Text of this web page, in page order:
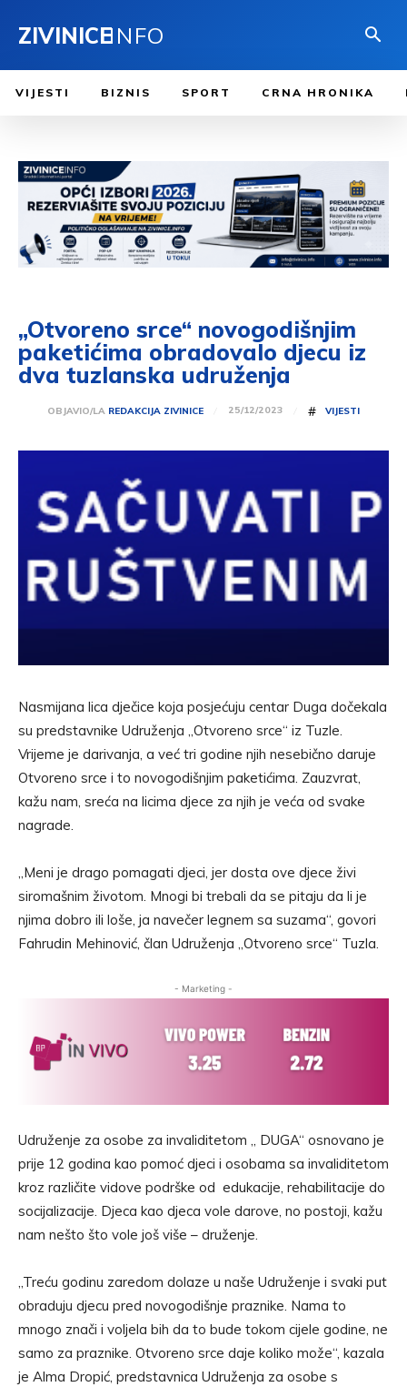
ZIVINICEINFO
VIJESTI BIZNIS SPORT CRNA HRONIKA
„Otvoreno srce“ novogodišnjim
paketićima obradovalo djecu iz
dva tuzlanska udruženja
OBJAVIO/LA REDAKCIJA ZIVINICE 25/12/2023 # VIJESTI
Nasmijana lica dječice koja posjećuju centar Duga dočekala
su predstavnike Udruženja „Otvoreno srce“ iz Tuzle.
Vrijeme je darivanja, a već tri godine njih nesebično daruje
Otvoreno srce i to novogodišnjim paketićima. Zauzvrat,
kažu nam, sreća na licima djece za njih je veća od svake
nagrade.
„Meni je drago pomagati djeci, jer dosta ove djece živi
siromašnim životom. Mnogi bi trebali da se pitaju da li je
njima dobro ili loše, ja navečer legnem sa suzama“, govori
Fahrudin Mehinović, član Udruženja „Otvoreno srce“ Tuzla.
- Marketing -
Udruženje za osobe za invaliditetom „ DUGA“ osnovano je
prije 12 godina kao pomoć djeci i osobama sa invaliditetom
kroz različite vidove podrške od edukacije, rehabilitacije do
socijalizacije. Djeca kao djeca vole darove, no postoji, kažu
nam nešto što vole još više – druženje.
„Treću godinu zaredom dolaze u naše Udruženje i svaki put
obraduju djecu pred novogodišnje praznike. Nama to
mnogo znači i voljela bih da to bude tokom cijele godine, ne
samo za praznike. Otvoreno srce daje koliko može“, kazala
je Alma Dropić, predstavnica Udruženja za osobe s